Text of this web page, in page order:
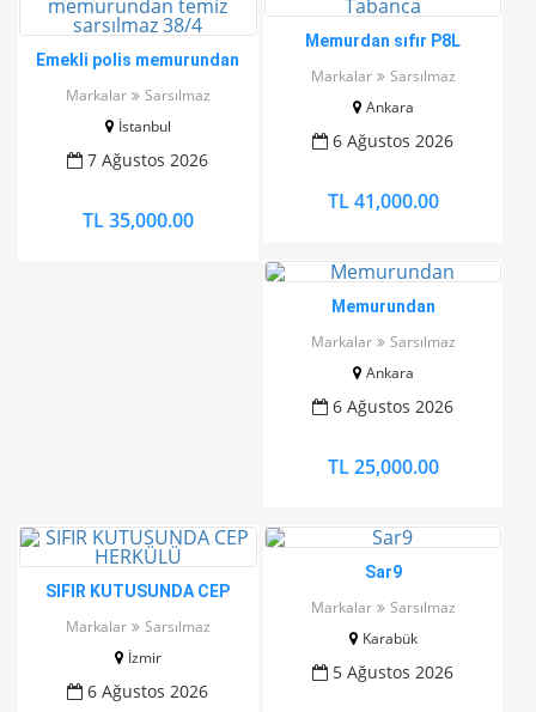
Emekli polis memurundan
Markalar
Sarsılmaz
İstanbul
7 Ağustos 2026
TL 35,000.00
Memurdan sıfır P8L
Markalar
Sarsılmaz
Ankara
6 Ağustos 2026
TL 41,000.00
Memurundan
Markalar
Sarsılmaz
Ankara
6 Ağustos 2026
TL 25,000.00
SIFIR KUTUSUNDA CEP
Markalar
Sarsılmaz
İzmir
6 Ağustos 2026
Sar9
Markalar
Sarsılmaz
Karabük
5 Ağustos 2026